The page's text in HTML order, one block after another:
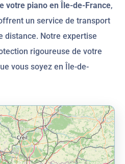
votre piano en Île-de-France,
un service de transport
distance. Notre expertise
rigoureuse de votre
vous soyez en Île-de-